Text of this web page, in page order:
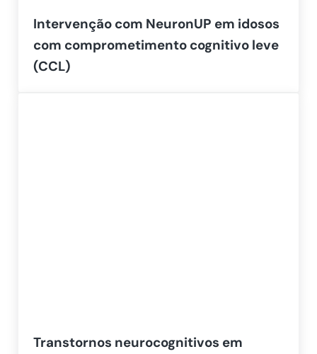
Intervenção com NeuronUP em idosos
com comprometimento cognitivo leve
(CCL)
Transtornos neurocognitivos em